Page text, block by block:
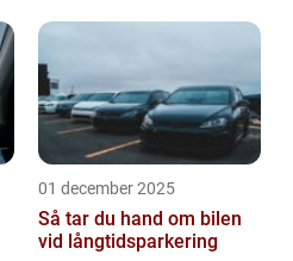
01 december 2025
Så tar du hand om bilen
vid långtidsparkering